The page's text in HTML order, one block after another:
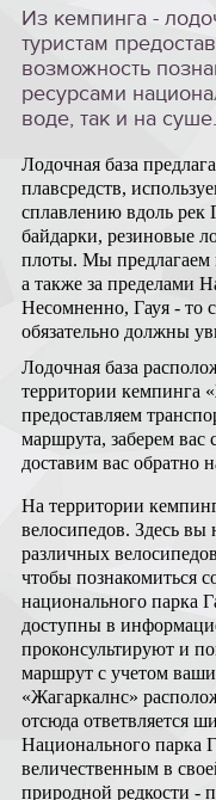
Из кемпинга -
туристам
возможность
ресурсами
воде, так и на суше.
Лодочная база
плавсредств,
сплавлению вдоль рек
байдарки, резиновые
плоты. Мы предлагаем
а также за пределами
Несомненно, Гауя - то
обязательно должны
Лодочная база
территории кемпинга
предоставляем
маршрута, заберем вас
доставим вас обратно
На территории
велосипедов. Здесь вы
различных
чтобы познакомиться
национального парка
доступны в
проконсультируют и
маршрут с учетом
«Жагаркалнс»
отсюда ответвляется
Национального парка
величественным в
природной редкости -